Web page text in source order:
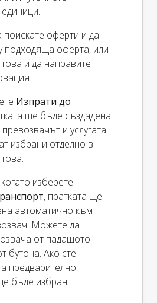
оферти и да
подходяща оферта, или
и да направите
Изпрати до
ще бъде създадена
и услугата
избрани отделно в
изберете
, пратката ще
автоматично към
Можете да
от падащото
бутона. Ако сте
предварително,
бъде избран